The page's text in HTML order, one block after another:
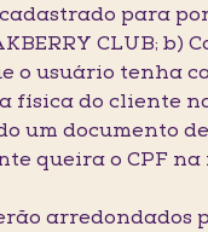
para
CLUB; b)
usuário tenha
física do cliente
um documento
queira o CPF
arredondados